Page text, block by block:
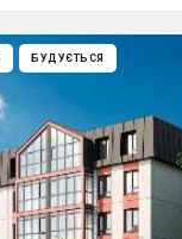
БУДУЄТЬСЯ